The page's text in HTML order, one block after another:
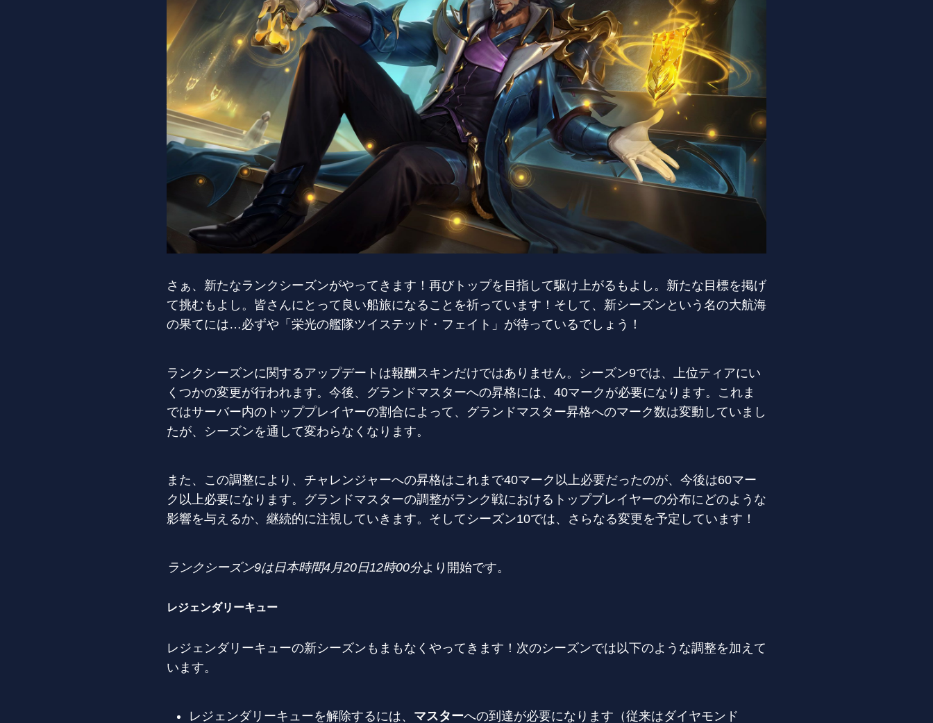
さぁ、新たなランクシーズンがやってきます！再びトップを目指して駆け上がるもよし。新たな目標を掲げ
て挑むもよし。皆さんにとって良い船旅になることを祈っています！そして、新シーズンという名の大航海
の果てには…必ずや「栄光の艦隊ツイステッド・フェイト」が待っているでしょう！
ランクシーズンに関するアップデートは報酬スキンだけではありません。シーズン9では、上位ティアにい
くつかの変更が行われます。今後、グランドマスターへの昇格には、40マークが必要になります。これま
ではサーバー内のトッププレイヤーの割合によって、グランドマスター昇格へのマーク数は変動していまし
たが、シーズンを通して変わらなくなります。
また、この調整により、チャレンジャーへの昇格はこれまで40マーク以上必要だったのが、今後は60マー
ク以上必要になります。グランドマスターの調整がランク戦におけるトッププレイヤーの分布にどのような
影響を与えるか、継続的に注視していきます。そしてシーズン10では、さらなる変更を予定しています！
ランクシーズン9は日本時間4月20日12時00分より開始です。
レジェンダリーキュー
レジェンダリーキューの新シーズンもまもなくやってきます！次のシーズンでは以下のような調整を加えて
います。
レジェンダリーキューを解除するには、 マスターへの到達が必要になります（従来はダイヤモンド